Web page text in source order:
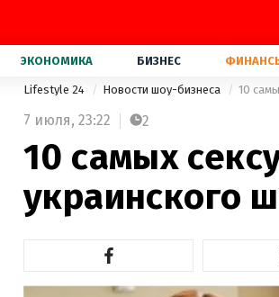
ЭКОНОМИКА БИЗНЕС
Lifestyle 24 Новости шоу-бизнеса 10
7 июля, 23:22 2
10 самых
украинского